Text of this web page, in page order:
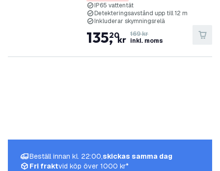
IP65 vattentät
Detekteringsavstånd upp till 12 m
Inkluderar skymningsrelä
135,
20kr 169 kr
inkl. moms
Beställ innan kl. 22:00,skickas samma dag
Fri fraktvid köp över 1000 kr*